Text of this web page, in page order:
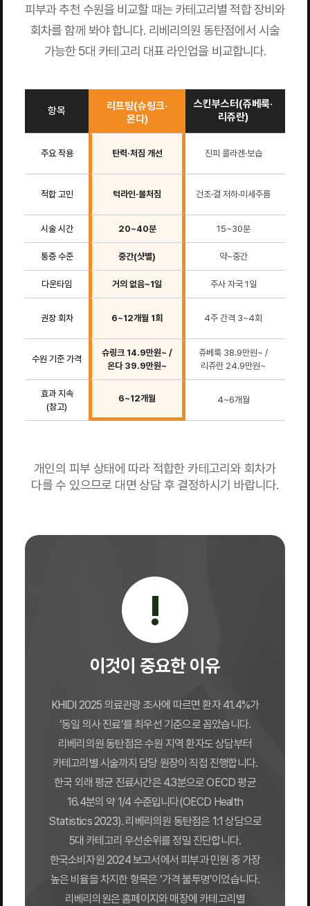
피부과 추천 수원을 비교할 때는 카테고리별 적합 장비와
회차를 함께 봐야 합니다. 리베리의원 동탄점에서 시술
가능한 5대 카테고리 대표 라인업을 비교합니다.
항목
리프팅(슈링크·
온다)
스킨부스터(쥬베룩·
리쥬란)
주요 작용 탄력·처짐 개선 진피 콜라겐·보습
적합 고민 턱라인·볼처짐 건조·결 저하·미세주름
시술 시간 20~40분 15~30분
통증 수준 중간(샷별) 약~중간
다운타임 거의 없음~1일 주사 자국 1일
권장 회차 6~12개월 1회 4주 간격 3~4회
수원 기준 가격
슈링크 14.9만원~ /
온다 39.9만원~
쥬베룩 38.9만원~ /
리쥬란 24.9만원~
효과 지속
(참고)
6~12개월 4~6개월
개인의 피부 상태에 따라 적합한 카테고리와 회차가
다를 수 있으므로 대면 상담 후 결정하시기 바랍니다.
!
이것이 중요한 이유
KHIDI 2025 의료관광 조사에 따르면 환자 41.4%가
‘동일 의사 진료’를 최우선 기준으로 꼽았습니다.
리베리의원 동탄점은 수원 지역 환자도 상담부터
카테고리별 시술까지 담당 원장이 직접 진행합니다.
한국 외래 평균 진료시간은 4.3분으로 OECD 평균
16.4분의 약 1/4 수준입니다(OECD Health
Statistics 2023). 리베리의원 동탄점은 1:1 상담으로
5대 카테고리 우선순위를 정밀 진단합니다.
한국소비자원 2024 보고서에서 피부과 민원 중 가장
높은 비율을 차지한 항목은 ‘가격 불투명’이었습니다.
리베리의원은 홈페이지와 매장에 카테고리별